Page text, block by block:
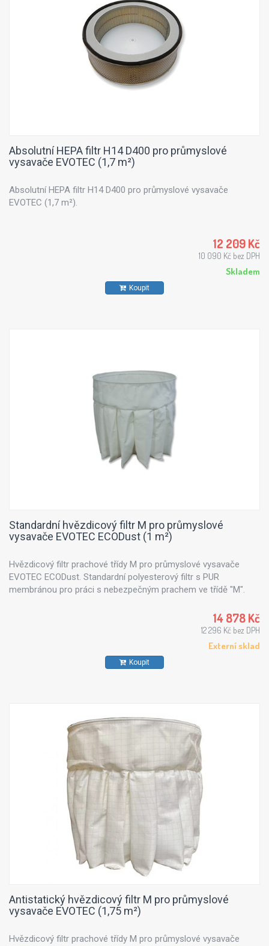
Absolutní HEPA filtr H14 D400 pro průmyslové
vysavače EVOTEC (1,7 m²)
Absolutní HEPA filtr H14 D400 pro průmyslové vysavače
EVOTEC (1,7 m²).
12 209 Kč
10 090 Kč bez DPH
Skladem
Koupit
Standardní hvězdicový filtr M pro průmyslové
vysavače EVOTEC ECODust (1 m²)
Hvězdicový filtr prachové třídy M pro průmyslové vysavače
EVOTEC ECODust. Standardní polyesterový filtr s PUR
membránou pro práci s nebezpečným prachem ve třídě "M".
14 878 Kč
12 296 Kč bez DPH
Externí sklad
Koupit
Antistatický hvězdicový filtr M pro průmyslové
vysavače EVOTEC (1,75 m²)
Hvězdicový filtr prachové třídy M pro průmyslové vysavače